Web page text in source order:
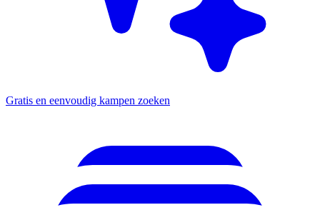
Gratis en eenvoudig kampen zoeken